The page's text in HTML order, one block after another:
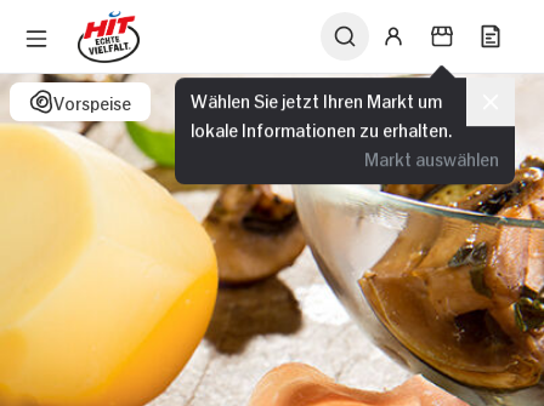
Wählen Sie jetzt Ihren Markt um
lokale Informationen zu erhalten.
Markt auswählen
Vorspeise